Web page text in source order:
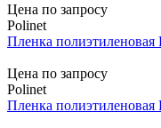
Цена по запросу
Polinet
Пленка полиэтиленовая
Цена по запросу
Polinet
Пленка полиэтиленовая